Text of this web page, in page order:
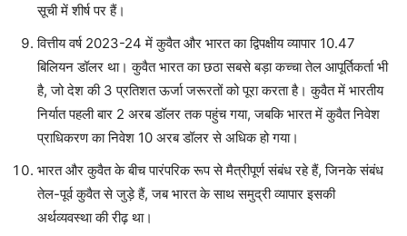
सूची में शीर्ष पर हैं।
वित्तीय वर्ष 2023-24 में कुवैत और भारत का द्विपक्षीय व्यापार 10.47
बिलियन डॉलर था। कुवैत भारत का छठा सबसे बड़ा कच्चा तेल आपूर्तिकर्ता भी
है, जो देश की 3 प्रतिशत ऊर्जा जरूरतों को पूरा करता है। कुवैत में भारतीय
निर्यात पहली बार 2 अरब डॉलर तक पहुंच गया, जबकि भारत में कुवैत निवेश
प्राधिकरण का निवेश 10 अरब डॉलर से अधिक हो गया।
भारत और कुवैत के बीच पारंपरिक रूप से मैत्रीपूर्ण संबंध रहे हैं, जिनके संबंध
तेल-पूर्व कुवैत से जुड़े हैं, जब भारत के साथ समुद्री व्यापार इसकी
अर्थव्यवस्था की रीढ़ था।